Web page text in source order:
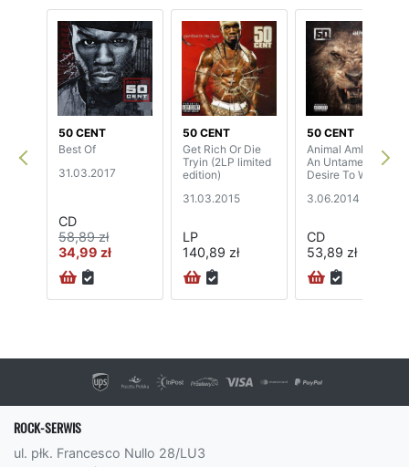
50 CENT
Best Of
31.03.2017
CD
58,89 zł
34,99 zł
50 CENT
Get Rich Or Die
Tryin (2LP limited
edition)
31.03.2015
LP
140,89 zł
50 CENT
Animal Ambition:
An Untamed
Desire To Win
3.06.2014
CD
53,89 zł
ROCK-SERWIS
ul. płk. Francesco Nullo 28/LU3